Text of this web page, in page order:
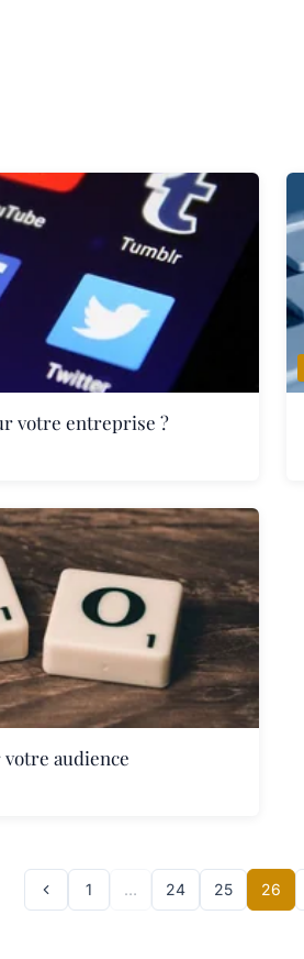
votre entreprise ?
audience
1 … 24 25 26